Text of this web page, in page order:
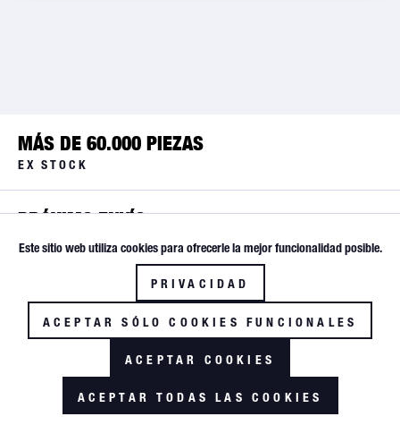
MÁS DE 60.000 PIEZAS
EX STOCK
PRÓXIMO ENVÍO
ENVÍO INSTANTÁNEO
HASTA LAS 17:30
SERVICE-HOTLINE
+49 (0) 5674 / 704 22
Funktionale Activo
Tracking Inactivo
Este sitio web utiliza cookies para ofrecerle la mejor funcionalidad posible.
PRIVACIDAD
ACEPTAR SÓLO COOKIES FUNCIONALES
ACEPTAR COOKIES
ACEPTAR TODAS LAS COOKIES